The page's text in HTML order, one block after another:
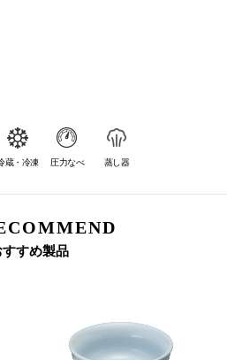
蔵・冷凍 圧力なべ 蒸し器
すすめ製品